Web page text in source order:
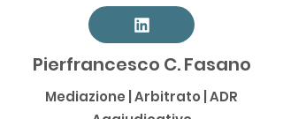
Pierfrancesco C. Fasano
Mediazione | Arbitrato | ADR